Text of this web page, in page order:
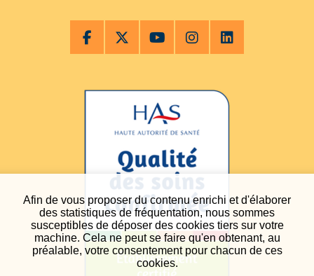
Afin de vous proposer du contenu enrichi et d'élaborer
des statistiques de fréquentation, nous sommes
susceptibles de déposer des cookies tiers sur votre
machine. Cela ne peut se faire qu'en obtenant, au
préalable, votre consentement pour chacun de ces
cookies.